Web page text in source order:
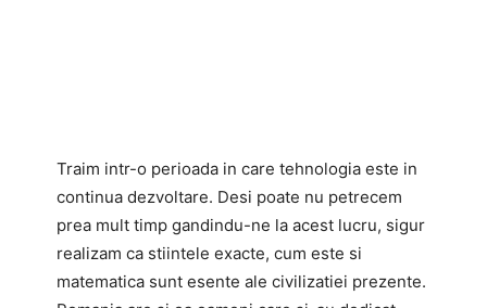
Traim intr-o perioada in care tehnologia este in
continua dezvoltare. Desi poate nu petrecem
prea mult timp gandindu-ne la acest lucru, sigur
realizam ca stiintele exacte, cum este si
matematica sunt esente ale civilizatiei prezente.